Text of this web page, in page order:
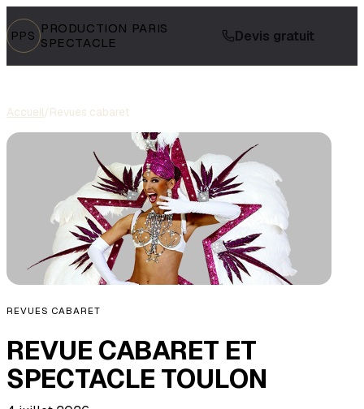
PPS PRODUCTION PARIS
SPECTACLE
Devis gratuit
Accueil/Revues cabaret
REVUES CABARET
REVUE CABARET ET
SPECTACLE TOULON